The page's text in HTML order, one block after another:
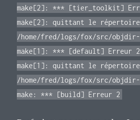
make[2]: *** [tier_toolkit]
make[2]: quittant le
/home/fred/logs/fox/src/
make[1]: *** [default] Erreur 2
make[1]: quittant le
/home/fred/logs/fox/src/
make: *** [build] Erreur 2